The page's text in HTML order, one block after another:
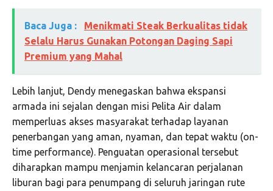
Baca Juga :
Menikmati Steak Berkualitas tidak
Selalu Harus Gunakan Potongan Daging Sapi
Premium yang Mahal
Lebih lanjut, Dendy menegaskan bahwa ekspansi
armada ini sejalan dengan misi Pelita Air dalam
memperluas akses masyarakat terhadap layanan
penerbangan yang aman, nyaman, dan tepat waktu (on-
time performance). Penguatan operasional tersebut
diharapkan mampu menjamin kelancaran perjalanan
liburan bagi para penumpang di seluruh jaringan rute